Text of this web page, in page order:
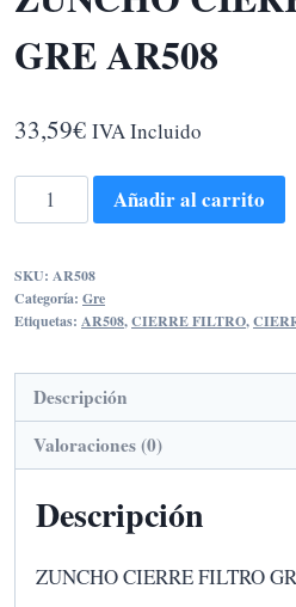
GRE AR508
33,59€ IVA Incluido
ZUNCHO
CIERRE
GRE
AR508
Añadir al carrito
SKU: AR508
Categoría: Gre
Etiquetas: AR508,CIERRE FILTRO,
Descripción
Valoraciones (0)
Descripción
ZUNCHO CIERRE FILTRO